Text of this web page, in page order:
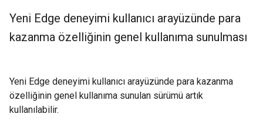
Yeni Edge deneyimi kullanıcı arayüzünde para
kazanma özelliğinin genel kullanıma sunulması
Yeni Edge deneyimi kullanıcı arayüzünde para kazanma
özelliğinin genel kullanıma sunulan sürümü artık
kullanılabilir.